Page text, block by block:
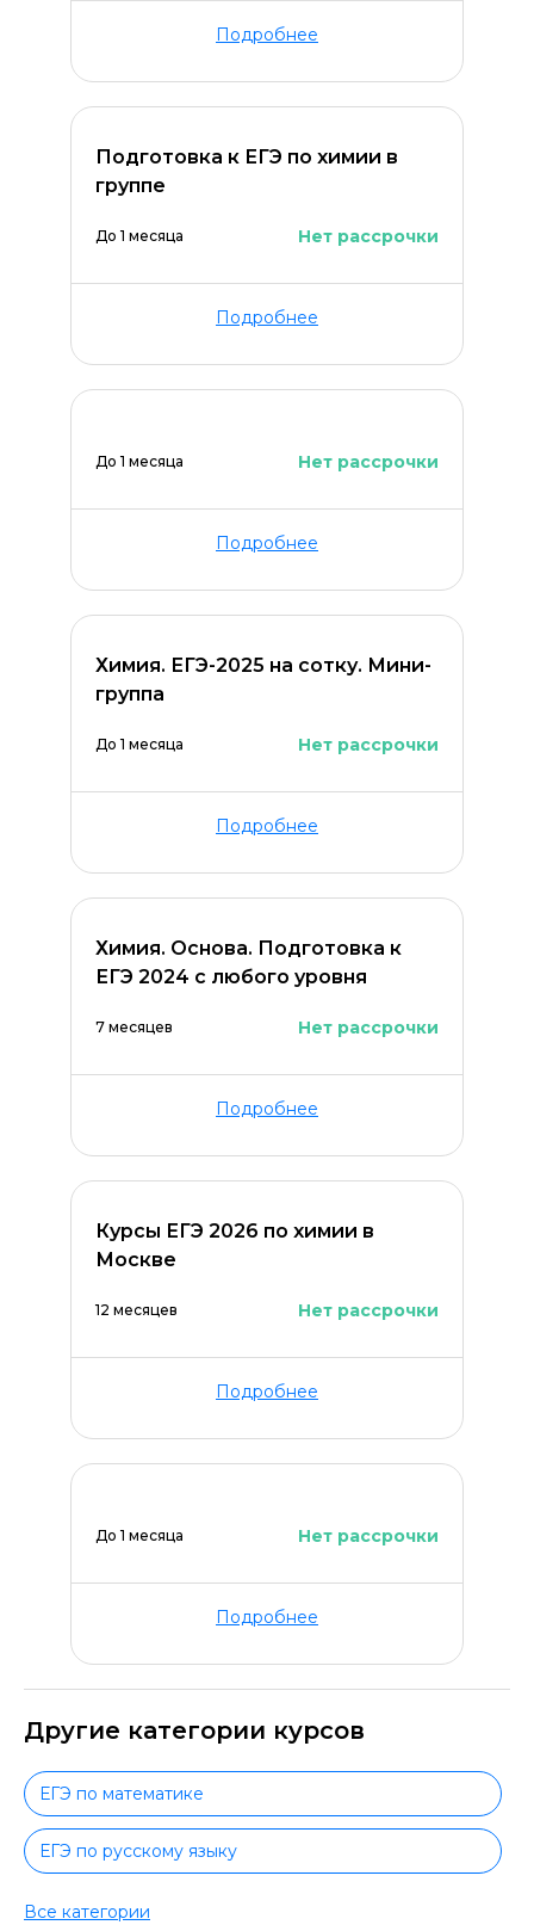
Подробнее
Подготовка к ЕГЭ по химии в
группе
До 1 месяца Нет рассрочки
Подробнее
До 1 месяца Нет рассрочки
Подробнее
Химия. ЕГЭ-2025 на сотку. Мини-
группа
До 1 месяца Нет рассрочки
Подробнее
Химия. Основа. Подготовка к
ЕГЭ 2024 с любого уровня
7 месяцев Нет рассрочки
Подробнее
Курсы ЕГЭ 2026 по химии в
Москве
12 месяцев Нет рассрочки
Подробнее
До 1 месяца Нет рассрочки
Подробнее
Другие категории курсов
ЕГЭ по математике
ЕГЭ по русскому языку
ЕГЭ по обществознанию
Все категории